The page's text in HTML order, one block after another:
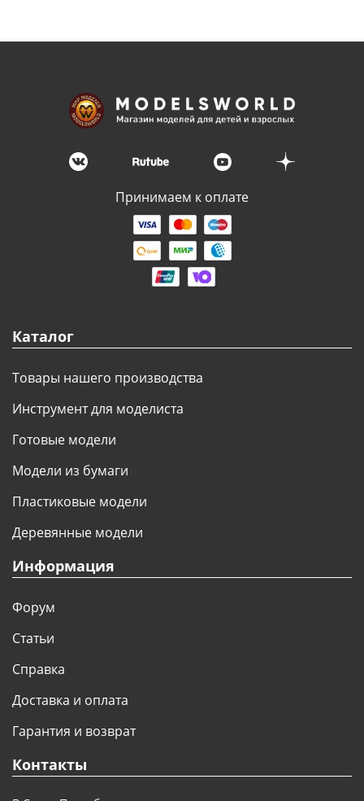
Принимаем к оплате
Каталог
Товары нашего производства
Инструмент для моделиста
Готовые модели
Модели из бумаги
Пластиковые модели
Деревянные модели
Информация
Форум
Статьи
Справка
Доставка и оплата
Гарантия и возврат
Контакты